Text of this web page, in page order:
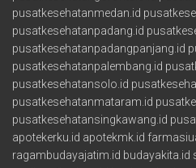
pusatkesehatanmedan.id
pusatkesehatanpadang.id
pusatkesehatanpadangpanjang.id
pusatkesehatanpalembang.id
pusatkesehatansolo.id
pusatkesehatanmataram.id
pusatkesehatansingkawang.id
apotekerku.id apotekmk.id
ragambudayajatim.id budayakita.id